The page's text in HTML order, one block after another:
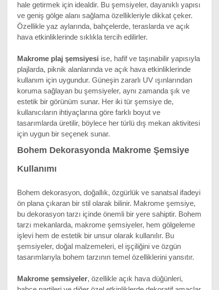
hale getirmek için idealdir. Bu şemsiyeler, dayanıklı yapısı
ve geniş gölge alanı sağlama özellikleriyle dikkat çeker.
Özellikle yaz aylarında, bahçelerde, teraslarda ve açık
hava etkinliklerinde sıklıkla tercih edilirler.
Makrome plaj şemsiyesi ise, hafif ve taşınabilir yapısıyla
plajlarda, piknik alanlarında ve açık hava etkinliklerinde
kullanım için uygundur. Güneşin zararlı UV ışınlarından
koruma sağlayan bu şemsiyeler, aynı zamanda şık ve
estetik bir görünüm sunar. Her iki tür şemsiye de,
kullanıcıların ihtiyaçlarına göre farklı boyut ve
tasarımlarda üretilir, böylece her türlü dış mekan aktivitesi
için uygun bir seçenek sunar.
Bohem Dekorasyonda Makrome Şemsiye
Kullanımı
Bohem dekorasyon, doğallık, özgürlük ve sanatsal ifadeyi
ön plana çıkaran bir stil olarak bilinir. Makrome şemsiye,
bu dekorasyon tarzı içinde önemli bir yere sahiptir. Bohem
tarzı mekanlarda, makrome şemsiyeler, hem gölgeleme
işlevi hem de estetik bir unsur olarak kullanılır. Bu
şemsiyeler, doğal malzemeleri, el işçiliğini ve özgün
tasarımlarıyla bohem tarzının temel özelliklerini yansıtır.
Makrome şemsiyeler, özellikle açık hava düğünleri,